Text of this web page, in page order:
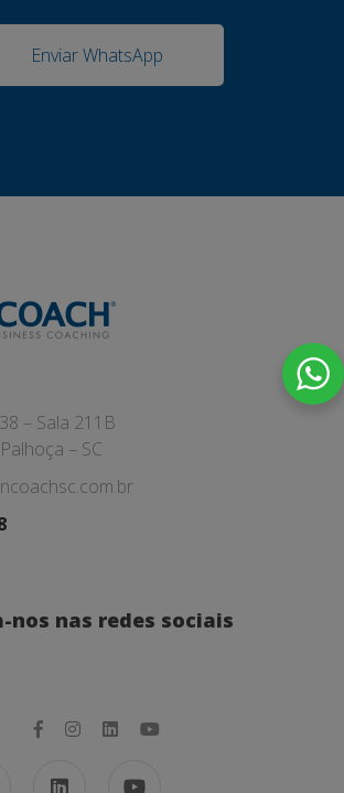
Enviar WhatsApp
– Sala 211B
– SC
nos nas redes sociais